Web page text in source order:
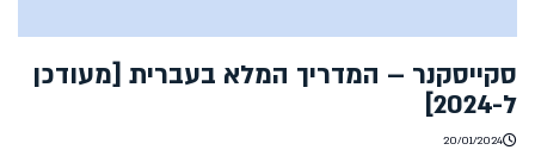
סקייסקנר – המדריך המלא בעברית [מעודכן
ל-2024]
20/01/2024